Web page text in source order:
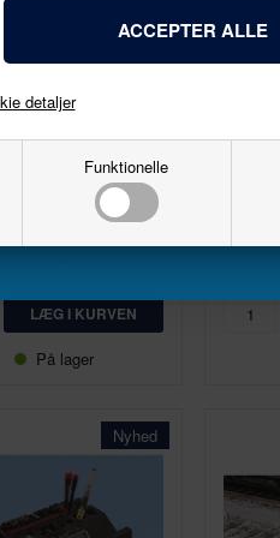
Funktionelle
detaljer
Natur+ Kornmark
På lager
Nyhed